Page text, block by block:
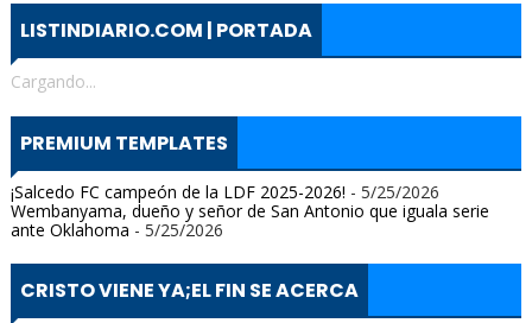
LISTINDIARIO.COM | PORTADA
Cargando...
PREMIUM TEMPLATES
¡Salcedo FC campeón de la LDF 2025-2026! - 5/25/2026
Wembanyama, dueño y señor de San Antonio que iguala serie
ante Oklahoma - 5/25/2026
CRISTO VIENE YA;EL FIN SE ACERCA